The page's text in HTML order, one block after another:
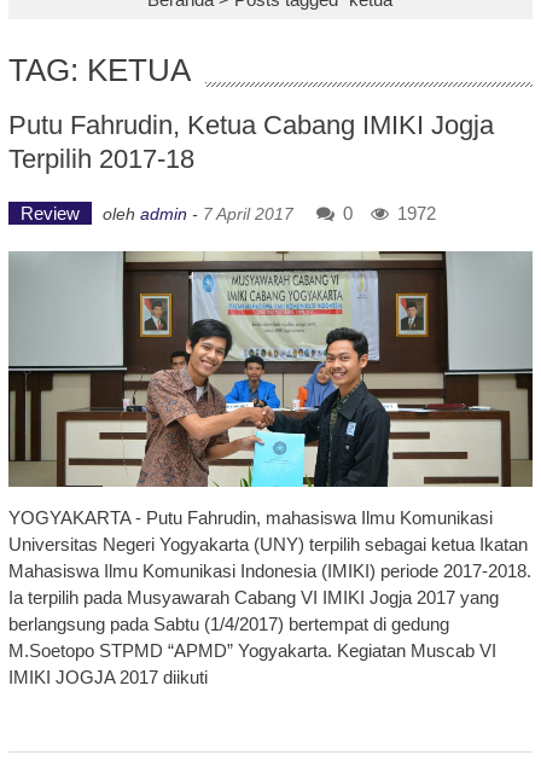
TAG: KETUA
Putu Fahrudin, Ketua Cabang IMIKI Jogja
Terpilih 2017-18
Review oleh admin - 7 April 2017 0 1972
YOGYAKARTA - Putu Fahrudin, mahasiswa Ilmu Komunikasi
Universitas Negeri Yogyakarta (UNY) terpilih sebagai ketua Ikatan
Mahasiswa Ilmu Komunikasi Indonesia (IMIKI) periode 2017-2018.
Ia terpilih pada Musyawarah Cabang VI IMIKI Jogja 2017 yang
berlangsung pada Sabtu (1/4/2017) bertempat di gedung
M.Soetopo STPMD “APMD” Yogyakarta. Kegiatan Muscab VI
IMIKI JOGJA 2017 diikuti